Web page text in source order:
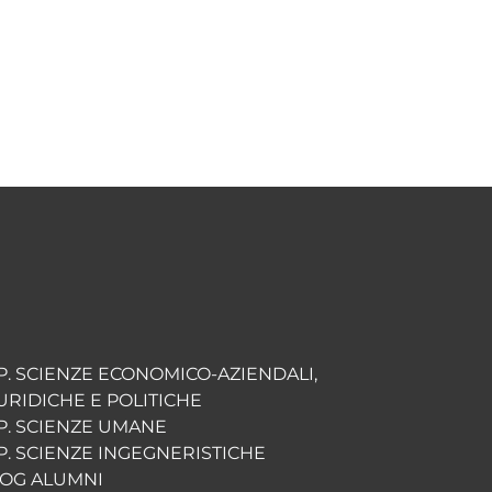
SCIENZE ECONOMICO-AZIENDALI,
E POLITICHE
SCIENZE UMANE
SCIENZE INGEGNERISTICHE
ALUMNI